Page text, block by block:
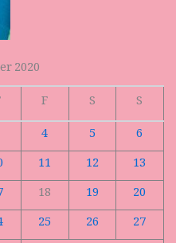
2020
F S
S
4 5
6
11 12
13
18 19
20
25 26
27